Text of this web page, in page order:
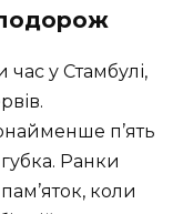
подорож
у Стамбулі,
п’ять
Ранки
коли